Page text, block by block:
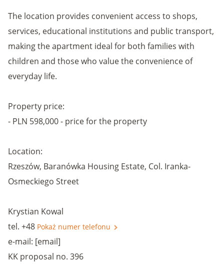
The location provides convenient access to shops,
services, educational institutions and public transport,
making the apartment ideal for both families with
children and those who value the convenience of
everyday life.
Property price:
- PLN 598,000 - price for the property
Location:
Rzeszów, Baranówka Housing Estate, Col. Iranka-
Osmeckiego Street
Krystian Kowal
tel. +48 Pokaż numer telefonu
e-mail: [email]
KK proposal no. 396